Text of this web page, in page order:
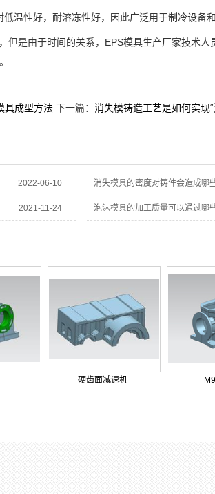
性好，耐溶冻性好，因此广泛用于制冷设备和
是由于时间的关系，EPS模具生产厂家技术人
具成型方法 下一篇： 消失模铸造工艺是如何实现“
2022-06-10 消失模具的密度对铸件会造成哪
2021-11-24 泡沫模具的加工质量可以通过哪
硬齿面减速机